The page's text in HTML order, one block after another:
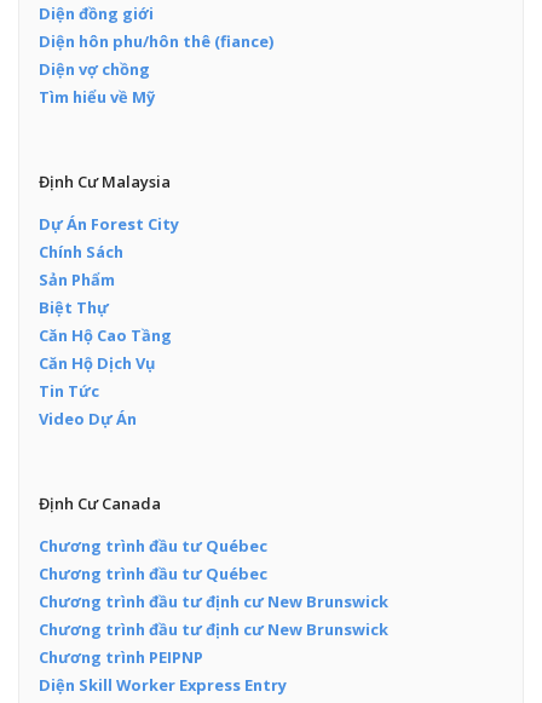
Diện đồng giới
Diện hôn phu/hôn thê (fiance)
Diện vợ chồng
Tìm hiểu về Mỹ
Định Cư Malaysia
Dự Án Forest City
Chính Sách
Sản Phẩm
Biệt Thự
Căn Hộ Cao Tầng
Căn Hộ Dịch Vụ
Tin Tức
Video Dự Án
Định Cư Canada
Chương trình đầu tư Québec
Chương trình đầu tư Québec
Chương trình đầu tư định cư New Brunswick
Chương trình đầu tư định cư New Brunswick
Chương trình PEIPNP
Diện Skill Worker Express Entry